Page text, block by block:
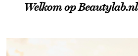
Welkom op Beautylab.nl